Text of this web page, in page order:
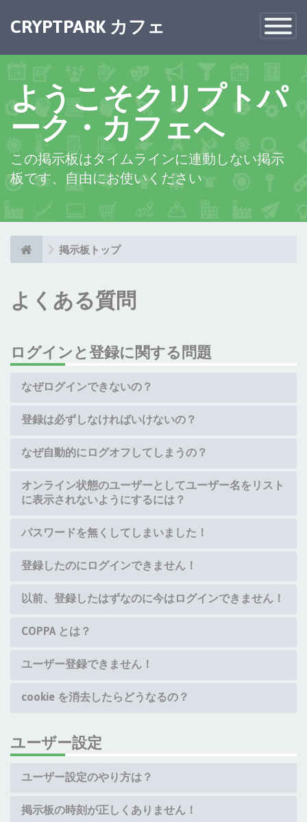
Toggle
CRYPTPARK カフェ ×
ようこそクリプトパ
ーク・カフェへ
この掲示板はタイムラインに連動しない掲示
板です、自由にお使いください
掲示板トップ
よくある質問
ログインと登録に関する問題
なぜログインできないの？
登録は必ずしなければいけないの？
なぜ自動的にログオフしてしまうの？
オンライン状態のユーザーとしてユーザー名をリスト
に表示されないようにするには？
パスワードを無くしてしまいました！
登録したのにログインできません！
以前、登録したはずなのに今はログインできません！
COPPA とは？
ユーザー登録できません！
cookie を消去したらどうなるの？
ユーザー設定
ユーザー設定のやり方は？
掲示板の時刻が正しくありません！